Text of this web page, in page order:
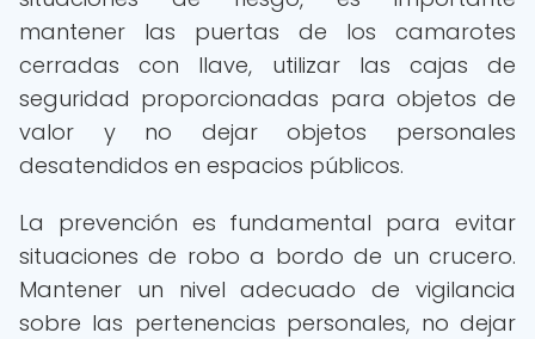
mantener las puertas de los camarotes
cerradas con llave, utilizar las cajas de
seguridad proporcionadas para objetos de
valor y no dejar objetos personales
desatendidos en espacios públicos.
La prevención es fundamental para evitar
situaciones de robo a bordo de un crucero.
Mantener un nivel adecuado de vigilancia
sobre las pertenencias personales, no dejar